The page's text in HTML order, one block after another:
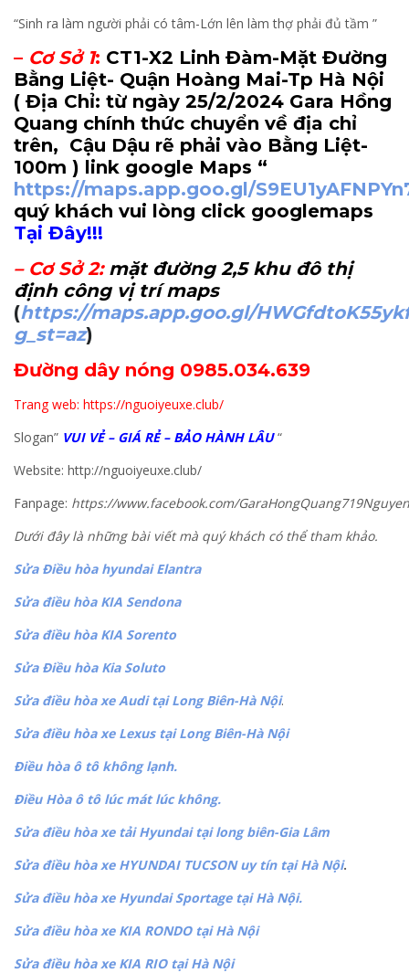
“Sinh ra làm người phải có tâm-Lớn lên làm thợ phải đủ tầm ”
– Cơ Sở 1: CT1-X2 Linh Đàm-Mặt Đường
Bằng Liệt- Quận Hoàng Mai-Tp Hà Nội
( Địa Chỉ: từ ngày 25/2/2024 Gara Hồng
Quang chính thức chuyển về địa chỉ
trên, Cậu Dậu rẽ phải vào Bằng Liệt-
100m ) link google Maps “
https://maps.app.goo.gl/
quý khách vui lòng click googlemaps
Tại Đây!!!
– Cơ Sở 2: mặt đường 2,5 khu đô thị
định công vị trí maps
(https://maps.app.goo.gl/
g_st=az)
Đường dây nóng 0985.034.639
Trang web: https://nguoiyeuxe.club/
Slogan” VUI VẺ – GIÁ RẺ – BẢO HÀNH LÂU “
Website: http://nguoiyeuxe.club/
Fanpage: https://www.facebook.com/
Dưới đây là những bài viết mà quý khách có thể tham khảo.
Sửa Điều hòa hyundai Elantra
Sửa điều hòa KIA Sendona
Sửa điều hòa KIA Sorento
Sửa Điều hòa Kia Soluto
Sửa điều hòa xe Audi tại Long Biên-Hà Nội.
Sửa điều hòa xe Lexus tại Long Biên-Hà Nội
Điều hòa ô tô không lạnh.
Điều Hòa ô tô lúc mát lúc không.
Sửa điều hòa xe tải Hyundai tại long biên-Gia Lâm
Sửa điều hòa xe HYUNDAI TUCSON uy tín tại Hà Nội.
Sửa điều hòa xe Hyundai Sportage tại Hà Nội.
Sửa điều hòa xe KIA RONDO tại Hà Nội
Sửa điều hòa xe KIA RIO tại Hà Nội